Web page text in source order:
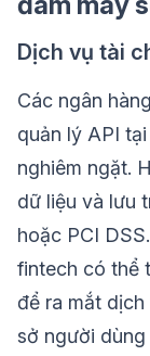
Dịch vụ tài
Các ngân
quản lý API
nghiêm ngặt.
dữ liệu và lưu
hoặc PCI
fintech có thể
để ra mắt
sở người dùng